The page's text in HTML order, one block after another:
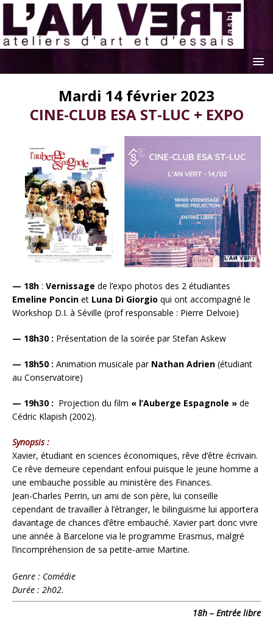
Mardi 14 février 2023
CINE-CLUB ESA ST-LUC + EXPO
— 18h : Vernissage de l’expo photos des 2 étudiantes
Emeline Poncin et Luna Di Giorgio qui ont accompagné le
Workshop D.I. à Séville (prof responsable : Pierre Delvoie)
— 18h30 : Présentation de la soirée par Stefan Askew
— 18h50 : Animation musicale par Nathan Adrien (étudiant
au Conservatoire)
— 19h30 : Projection du film « l’Auberge Espagnole » de
Cédric Klapish (2002).
Synopsis :
Xavier, étudiant en sciences économiques, rêve d’être écrivain.
Ce rêve demeure cependant enfoui puisque le jeune homme a
une embauche possible au ministère des Finances.
Jean-Charles Perrin, un ami de son père, lui conseille
cependant de travailler à l’étranger, le bilinguisme lui apportera
davantage de chances d’être embauché. Xavier part donc vivre
une année à Barcelone via le programme Erasmus, malgré
l’incompréhension de sa petite-amie Martine.
Genre : Comédie
Durée : 2h02.
18h – Entrée libre